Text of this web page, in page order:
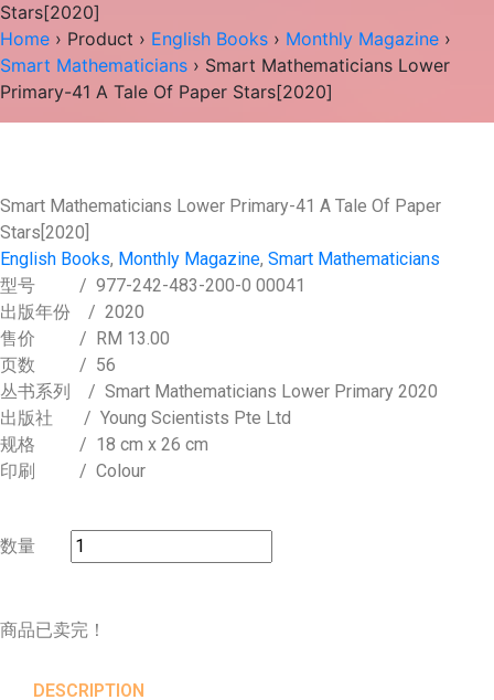
Stars[2020]
Home › Product › English Books › Monthly Magazine ›
Smart Mathematicians › Smart Mathematicians Lower
Primary-41 A Tale Of Paper Stars[2020]
Smart Mathematicians Lower Primary-41 A Tale Of Paper
Stars[2020]
English Books, Monthly Magazine, Smart Mathematicians
型号 / 977-242-483-200-0 00041
出版年份 / 2020
售价 / RM 13.00
页数 / 56
丛书系列 / Smart Mathematicians Lower Primary 2020
出版社 / Young Scientists Pte Ltd
规格 / 18 cm x 26 cm
印刷 / Colour
数量
商品已卖完！
DESCRIPTION